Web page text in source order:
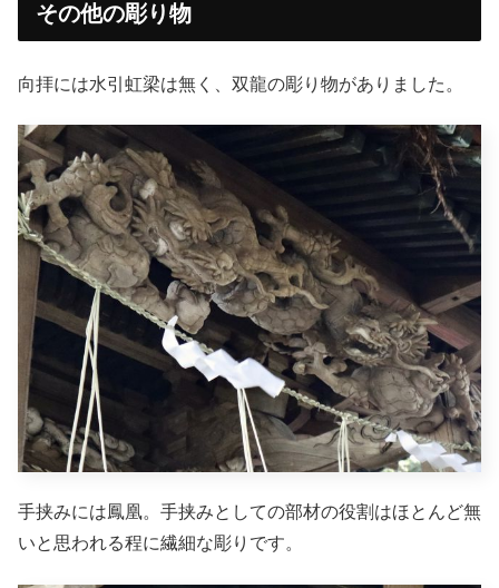
その他の彫り物
向拝には水引虹梁は無く、双龍の彫り物がありました。
手挟みには鳳凰。手挟みとしての部材の役割はほとんど無
いと思われる程に繊細な彫りです。